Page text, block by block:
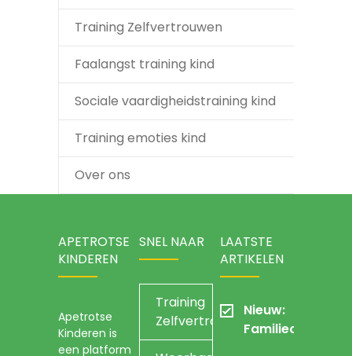
Training Zelfvertrouwen
Faalangst training kind
Sociale vaardigheidstraining kind
Training emoties kind
Over ons
APETROTSE
KINDEREN
Apetrotse
Kinderen is
een platform
SNEL NAAR
Training
Zelfvertrouwen
LAATSTE
ARTIKELEN
Nieuw: